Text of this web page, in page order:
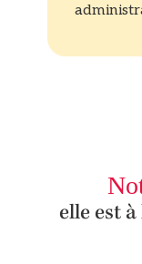
elle est